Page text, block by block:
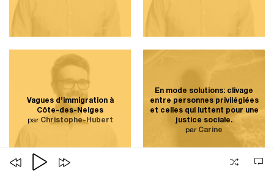
Vagues d’immigration à
Côte-des-Neiges
par Christophe-Hubert
En mode solutions: clivage
entre personnes privilégiées
et celles qui luttent pour une
justice sociale.
par Carine